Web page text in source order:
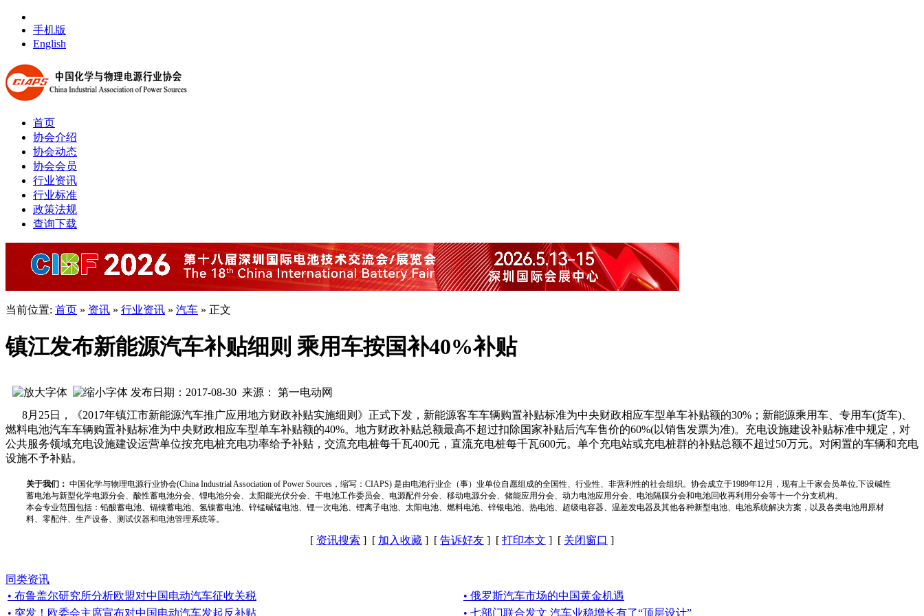
手机版
English
首页
协会介绍
协会动态
协会会员
行业资讯
行业标准
政策法规
查询下载
当前位置: 首页 » 资讯 » 行业资讯 » 汽车 » 正文
镇江发布新能源汽车补贴细则 乘用车按国补40%补贴
发布日期：2017-08-30 来源： 第一电动网
8月25日，《2017年镇江市新能源汽车推广应用地方财政补贴实施细则》正式下发，新能源客车车辆购置补贴标准为中央财政相应车型单车补贴额的30%；新能源乘用车、专用车(货车)、
燃料电池汽车车辆购置补贴标准为中央财政相应车型单车补贴额的40%。地方财政补贴总额最高不超过扣除国家补贴后汽车售价的60%(以销售发票为准)。充电设施建设补贴标准中规定，对
公共服务领域充电设施建设运营单位按充电桩充电功率给予补贴，交流充电桩每千瓦400元，直流充电桩每千瓦600元。单个充电站或充电桩群的补贴总额不超过50万元。对闲置的车辆和充电
设施不予补贴。
关于我们： 中国化学与物理电源行业协会(China Industrial Association of Power Sources，缩写：CIAPS) 是由电池行业企（事）业单位自愿组成的全国性、行业性、非营利性的社会组织。协会成立于1989年12月，现有上千家会员单位,下设碱性
蓄电池与新型化学电源分会、酸性蓄电池分会、锂电池分会、太阳能光伏分会、干电池工作委员会、电源配件分会、移动电源分会、储能应用分会、动力电池应用分会、电池隔膜分会和电池回收再利用分会等十一个分支机构。
本会专业范围包括：铅酸蓄电池、镉镍蓄电池、氢镍蓄电池、锌锰碱锰电池、锂一次电池、锂离子电池、太阳电池、燃料电池、锌银电池、热电池、超级电容器、温差发电器及其他各种新型电池、电池系统解决方案，以及各类电池用原材
料、零配件、生产设备、测试仪器和电池管理系统等。
[ 资讯搜索 ] [ 加入收藏 ] [ 告诉好友 ] [ 打印本文 ] [ 关闭窗口 ]
同类资讯
• 布鲁盖尔研究所分析欧盟对中国电动汽车征收关税
• 俄罗斯汽车市场的中国黄金机遇
• 突发！欧委会主席宣布对中国电动汽车发起反补贴
• 七部门联合发文 汽车业稳增长有了“顶层设计”